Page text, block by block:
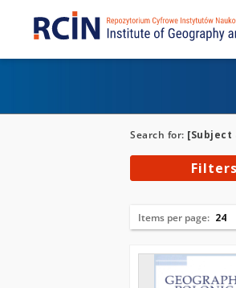
Search for: [Subject
Filters
Items per page: 24